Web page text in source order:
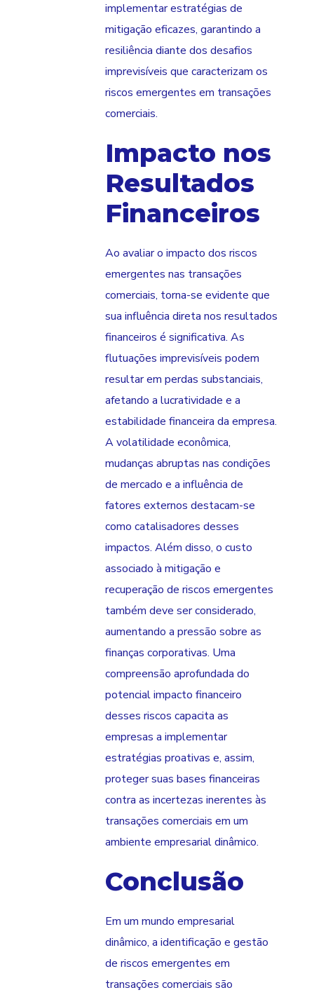
implementar estratégias de
mitigação eficazes, garantindo a
resiliência diante dos desafios
imprevisíveis que caracterizam os
riscos emergentes em transações
comerciais.
Impacto nos
Resultados
Financeiros
Ao avaliar o impacto dos riscos
emergentes nas transações
comerciais, torna-se evidente que
sua influência direta nos resultados
financeiros é significativa. As
flutuações imprevisíveis podem
resultar em perdas substanciais,
afetando a lucratividade e a
estabilidade financeira da empresa.
A volatilidade econômica,
mudanças abruptas nas condições
de mercado e a influência de
fatores externos destacam-se
como catalisadores desses
impactos. Além disso, o custo
associado à mitigação e
recuperação de riscos emergentes
também deve ser considerado,
aumentando a pressão sobre as
finanças corporativas. Uma
compreensão aprofundada do
potencial impacto financeiro
desses riscos capacita as
empresas a implementar
estratégias proativas e, assim,
proteger suas bases financeiras
contra as incertezas inerentes às
transações comerciais em um
ambiente empresarial dinâmico.
Conclusão
Em um mundo empresarial
dinâmico, a identificação e gestão
de riscos emergentes em
transações comerciais são